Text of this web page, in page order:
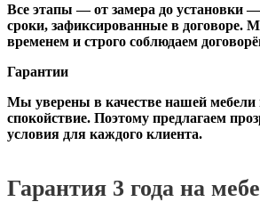
Все этапы — от замера до установки
сроки, зафиксированные в
временем и строго соблюдаем
Гарантии
Мы уверены в качестве нашей
спокойствие. Поэтому предлагаем
условия для каждого клиента.
Гарантия 3 года на